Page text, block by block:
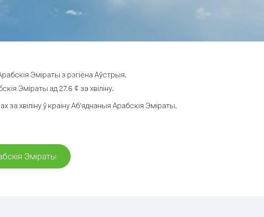
Эміраты з рэгіёна Аўстрыя.
Эміраты ад 27.6 ¢ за хвіліну.
хвіліну ў краіну Аб’яднаныя Арабскія Эміраты.
Эміраты